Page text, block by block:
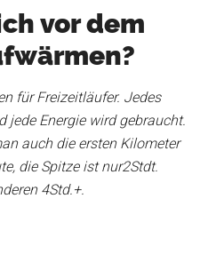
vor dem
für Freizeitläufer. Jedes
jede Energie wird gebraucht.
auch die ersten Kilometer
die Spitze ist nur2Stdt.
4Std.+.